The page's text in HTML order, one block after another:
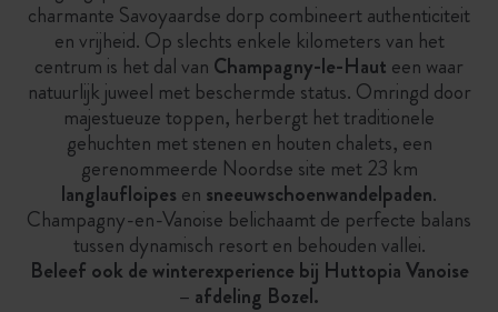
charmante Savoyaardse dorp combineert authenticiteit
en vrijheid. Op slechts enkele kilometers van het
centrum is het dal van Champagny-le-Haut een waar
natuurlijk juweel met beschermde status. Omringd door
majestueuze toppen, herbergt het traditionele
gehuchten met stenen en houten chalets, een
gerenommeerde Noordse site met 23 km
langlaufloipes en sneeuwschoenwandelpaden.
Champagny-en-Vanoise belichaamt de perfecte balans
tussen dynamisch resort en behouden vallei.
Beleef ook de winterexperience bij Huttopia Vanoise
– afdeling Bozel.